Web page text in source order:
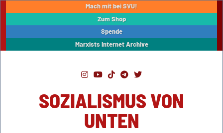
Mach mit bei SVU!
Zum Shop
Spende
Marxists Internet Archive
SOZIALISMUS VON
UNTEN